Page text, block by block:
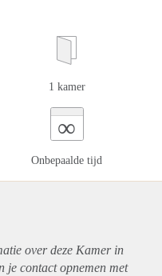
1 kamer
∞
Onbepaalde tijd
over deze Kamer in
je contact opnemen met